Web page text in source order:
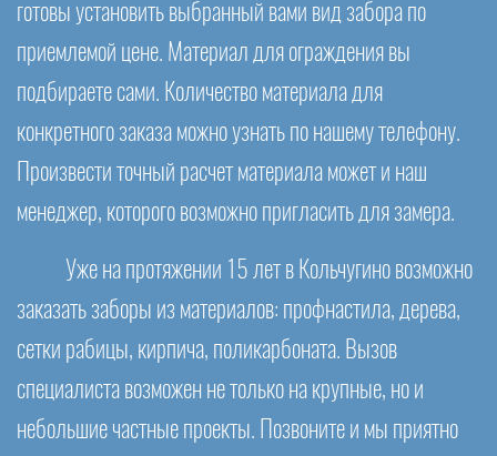
готовы установить выбранный вами вид забора по
приемлемой цене. Материал для ограждения вы
подбираете сами. Количество материала для
конкретного заказа можно узнать по нашему телефону.
Произвести точный расчет материала может и наш
менеджер, которого возможно пригласить для замера.
Уже на протяжении 15 лет в Кольчугино возможно
заказать заборы из материалов: профнастила, дерева,
сетки рабицы, кирпича, поликарбоната. Вызов
специалиста возможен не только на крупные, но и
небольшие частные проекты. Позвоните и мы приятно